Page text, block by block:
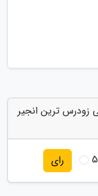
زودرس ترین انجیر
5 رای